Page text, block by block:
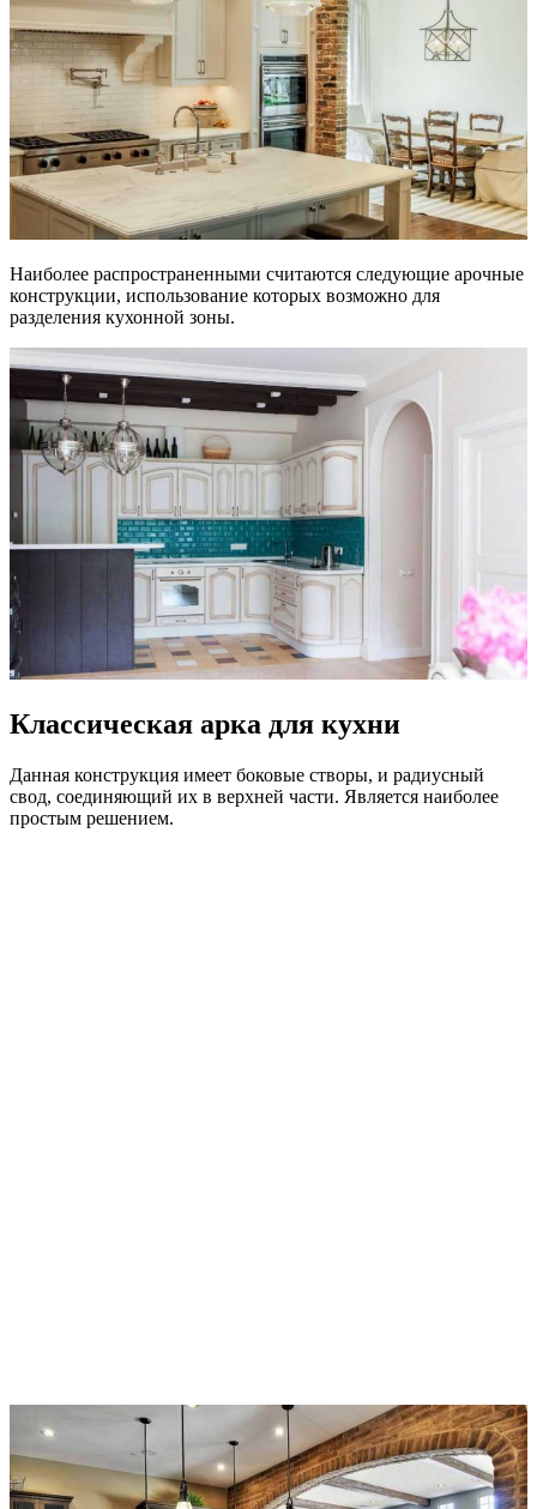
Наиболее распространенными считаются следующие арочные
конструкции, использование которых возможно для
разделения кухонной зоны.
Классическая арка для кухни
Данная конструкция имеет боковые створы, и радиусный
свод, соединяющий их в верхней части. Является наиболее
простым решением.